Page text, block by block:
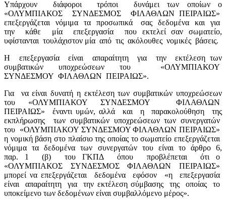
Υπάρχουν
διάφοροι τρόποι
δυνάμει των οποίων ο
«ΟΛΥΜΠΙΑΚΟΣ
ΣΥΝΔΕΣΜΟΣ
ΦΙΛΑΘΛΩΝ ΠΕΙΡΑΙΩΣ»
επεξεργάζεται
νόμιμα τα προσωπικά σας δεδομένα και
για
την
κάθε μία επεξεργασία
που εκτελεί σαν σωματείο,
υφίστανται τουλάχιστον μία από τις ακόλουθες νομικές βάσεις.
Η
επεξεργασία είναι απαραίτητη για την
εκτέλεση των
συμβατικών υποχρεώσεων του
«ΟΛΥΜΠΙΑΚΟΥ
ΣΥΝΔΕΣΜΟΥ ΦΙΛΑΘΛΩΝ ΠΕΙΡΑΙΩΣ».
Για
να είναι δυνατή η εκτέλεση των συμβατικών υποχρεώσεων
του «ΟΛΥΜΠΙΑΚΟΥ ΣΥΝΔΕΣΜΟΥ
ΦΙΛΑΘΛΩΝ
ΠΕΙΡΑΙΩΣ»
έναντι υμών, αλλά και η παρακολούθηση
της
εκπλήρωσης
των συμβατικών υποχρεώσεων των συνεργατών
του «ΟΛΥΜΠΙΑΚΟΥ ΣΥΝΔΕΣΜΟΥ ΦΙΛΑΘΛΩΝ ΠΕΙΡΑΙΩΣ»
η νομική βάση στο πλαίσιο της οποίας το σωματείο επεξεργάζεται
νόμιμα τα δεδομένα των συνεργατών του είναι το άρθρο 6,
παρ. 1
(β) του ΓΚΠΔ όπου προβλέπεται
ότι ο
«ΟΛΥΜΠΙΑΚΟΣ
ΣΥΝΔΕΣΜΟΣ ΦΙΛΑΘΛΩΝ
ΠΕΙΡΑΙΩΣ»
μπορεί να επεξεργάζεται
δεδομένα εφόσον «η
επεξεργασία
είναι
απαραίτητη για την εκτέλεση σύμβασης της οποίας
το
υποκείμενο των δεδομένων είναι συμβαλλόμενο μέρος».